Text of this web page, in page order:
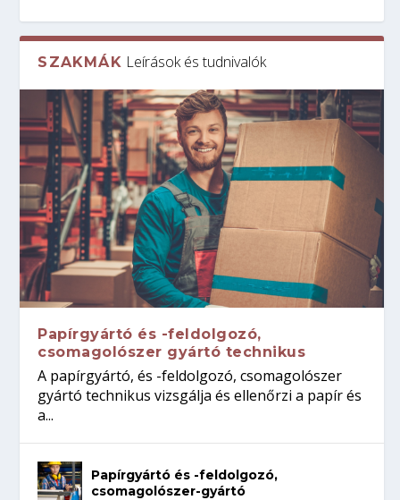
SZAKMÁK Leírások és tudnivalók
Papírgyártó és -feldolgozó,
csomagolószer gyártó technikus
A papírgyártó, és -feldolgozó, csomagolószer
gyártó technikus vizsgálja és ellenőrzi a papír és
a...
Papírgyártó és -feldolgozó,
csomagolószer-gyártó